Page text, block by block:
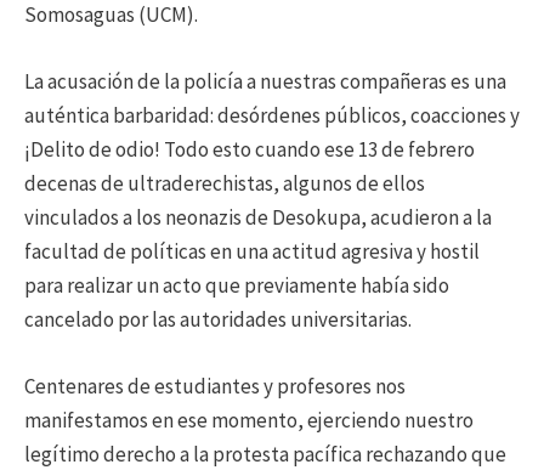
Somosaguas (UCM).
La acusación de la policía a nuestras compañeras es una
auténtica barbaridad: desórdenes públicos, coacciones y
¡Delito de odio! Todo esto cuando ese 13 de febrero
decenas de ultraderechistas, algunos de ellos
vinculados a los neonazis de Desokupa, acudieron a la
facultad de políticas en una actitud agresiva y hostil
para realizar un acto que previamente había sido
cancelado por las autoridades universitarias.
Centenares de estudiantes y profesores nos
manifestamos en ese momento, ejerciendo nuestro
legítimo derecho a la protesta pacífica rechazando que